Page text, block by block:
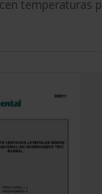
temperaturas